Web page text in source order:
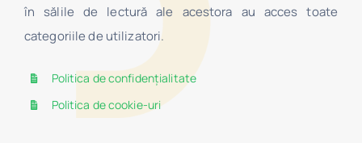
în sălile de lectură ale acestora au acces toate
categoriile de utilizatori.
Politica de confidențialitate
Politica de cookie-uri